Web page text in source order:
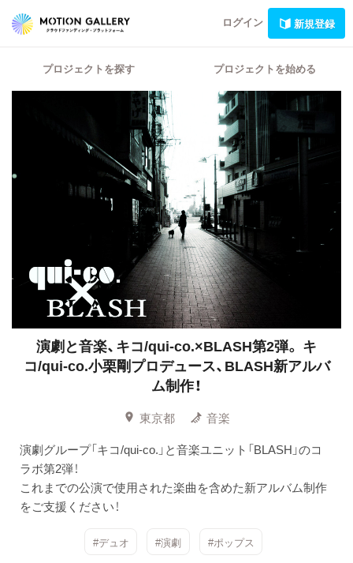
ログイン 新規登録
プロジェクトを探す プロジェクトを始める
演劇と音楽、キコ/qui-co.×BLASH第2弾。 キ
コ/qui-co.小栗剛プロデュース、BLASH新アルバ
ム制作！
東京都
音楽
演劇グループ「キコ/qui-co.」と音楽ユニット「BLASH」のコ
ラボ第2弾！
これまでの公演で使用された楽曲を含めた新アルバム制作
をご支援ください！
#デュオ #演劇 #ポップス